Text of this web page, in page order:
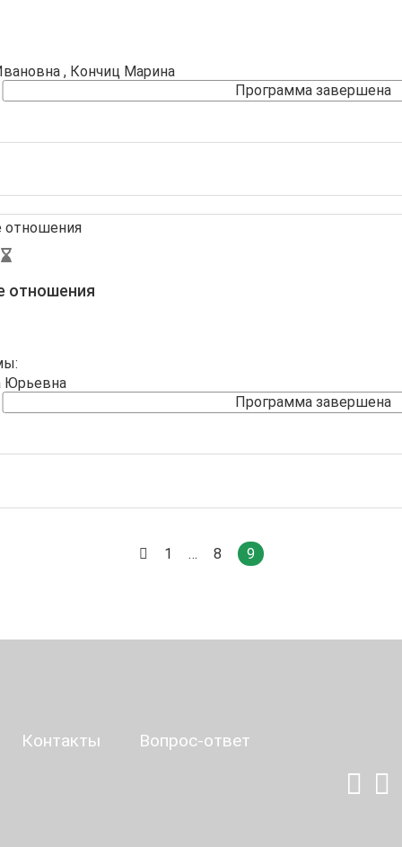
, Кончиц Марина
Программа завершена
отношения
Юрьевна
Программа завершена
1 … 8 9
Контакты Вопрос-ответ